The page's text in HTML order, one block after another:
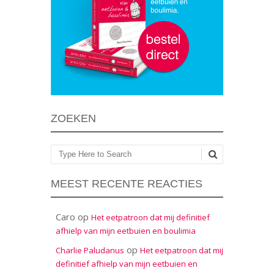
ZOEKEN
Zoeken
MEEST RECENTE REACTIES
Caro op Het eetpatroon dat mij definitief
afhielp van mijn eetbuien en boulimia
Charlie Paludanus op Het eetpatroon dat mij
definitief afhielp van mijn eetbuien en